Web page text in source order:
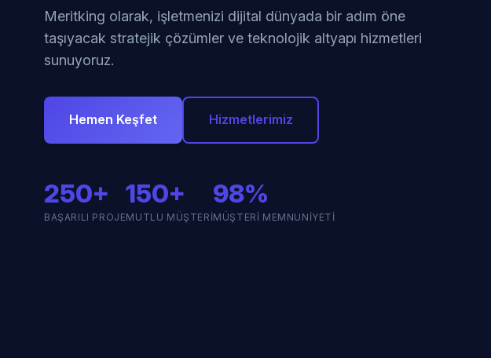
Meritking olarak, işletmenizi dijital dünyada bir adım öne
taşıyacak stratejik çözümler ve teknolojik altyapı hizmetleri
sunuyoruz.
Hemen Keşfet Hizmetlerimiz
250+
BAŞARILI PROJE
150+
MUTLU MÜŞTERI
98%
MÜŞTERI MEMNUNIYETI